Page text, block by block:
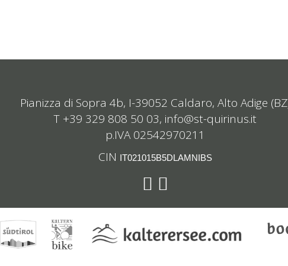
Pianizza di Sopra 4b, I-39052 Caldaro, Alto Adige
T +39 329 808 50 03, info@st-quirinus.it
p.IVA 02542970211
CIN
IT021015B5DLAMNIBS